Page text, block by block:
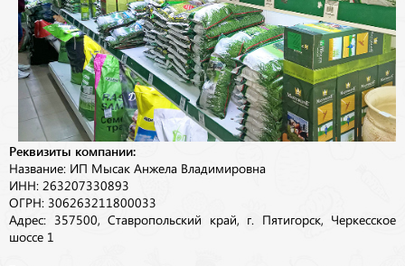
Реквизиты компании:
Название: ИП Мысак Анжела Владимировна
ИНН: 263207330893
ОГРН: 306263211800033
Адрес: 357500, Ставропольский край, г. Пятигорск, Черкесское
шоссе 1